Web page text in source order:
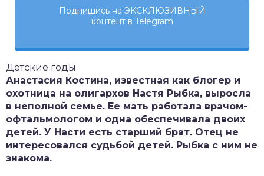
Подпишись на ЭКСКЛЮЗИВНЫЙ
контент в Telegram
Детские годы
Анастасия Костина, известная как блогер и
охотница на олигархов Настя Рыбка, выросла
в неполной семье. Ее мать работала врачом-
офтальмологом и одна обеспечивала двоих
детей. У Насти есть старший брат. Отец не
интересовался судьбой детей. Рыбка с ним не
знакома.